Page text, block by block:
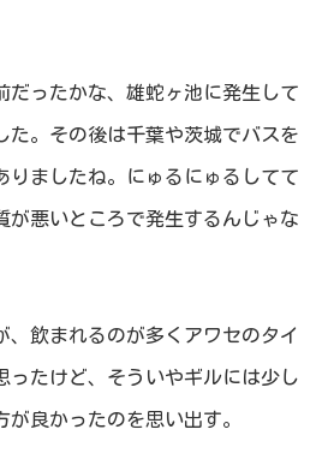
だったかな、雄蛇ヶ池に発生して
た。その後は千葉や茨城でバスを
りましたね。にゅるにゅるしてて
が悪いところで発生するんじゃな
、飲まれるのが多くアワセのタイ
ったけど、そういやギルには少し
良かったのを思い出す。